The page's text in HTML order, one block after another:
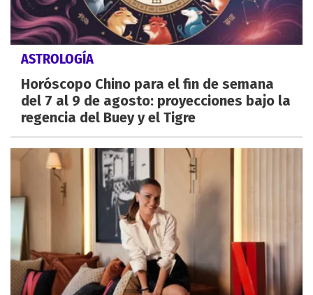
ASTROLOGÍA
Horóscopo Chino para el fin de semana
del 7 al 9 de agosto: proyecciones bajo la
regencia del Buey y el Tigre